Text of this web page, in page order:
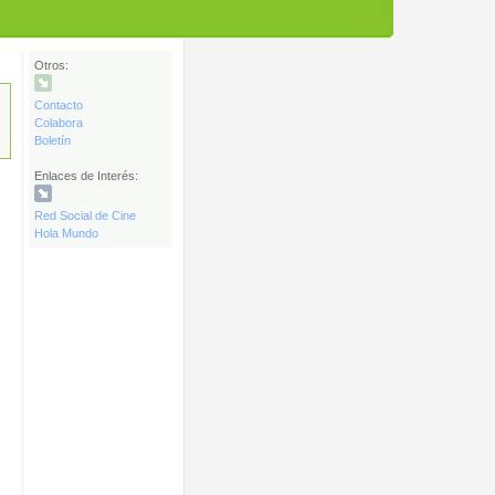
Otros:
Contacto
Colabora
Boletín
Enlaces de Interés:
Red Social de Cine
Hola Mundo